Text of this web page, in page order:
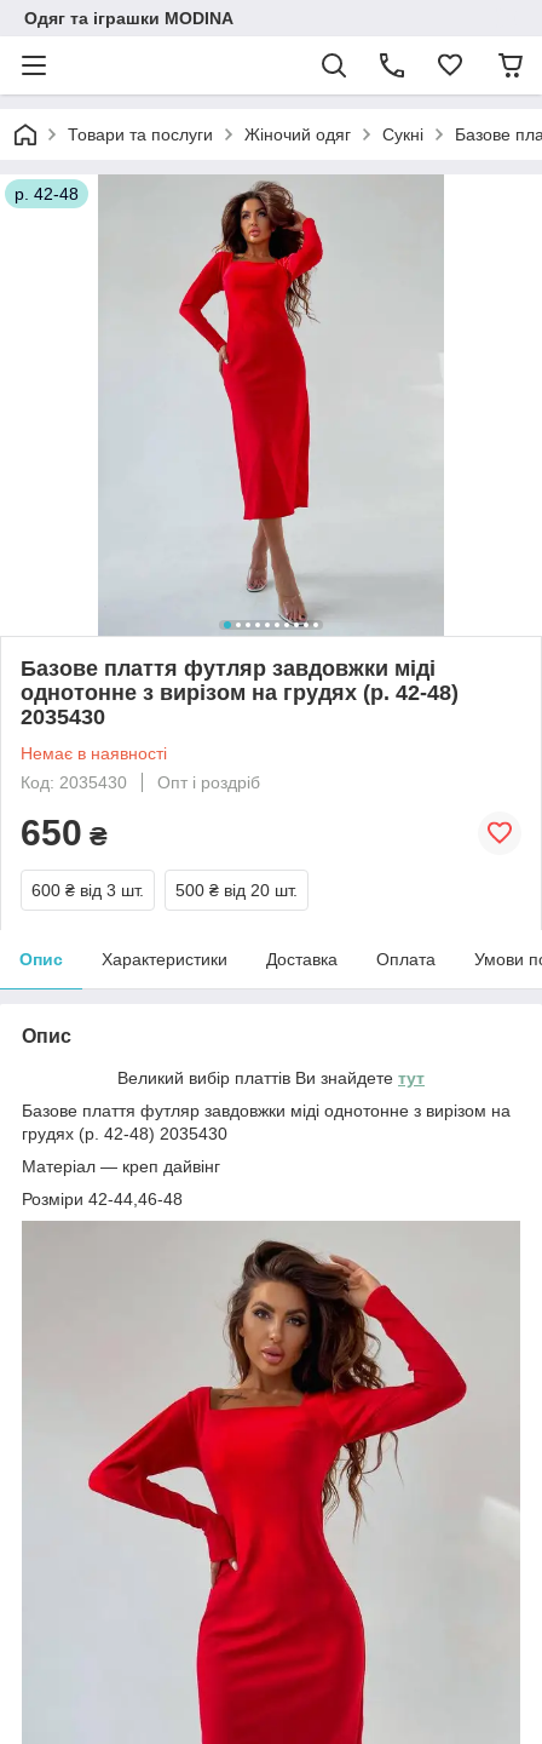
Одяг та іграшки MODINA
Товари та послуги Жіночий одяг Сукні Базове
р. 42-48
Базове плаття футляр завдовжки міді
однотонне з вирізом на грудях (р. 42-48)
2035430
Немає в наявності
Код: 2035430
Опт і роздріб
650 ₴
600 ₴ від 3 шт. 500 ₴ від 20 шт.
Опис Характеристики Доставка Оплата Умови
Опис
Великий вибір платтів Ви знайдете тут
Базове плаття футляр завдовжки міді однотонне з вирізом на
грудях (р. 42-48) 2035430
Матеріал — креп дайвінг
Розміри 42-44,46-48